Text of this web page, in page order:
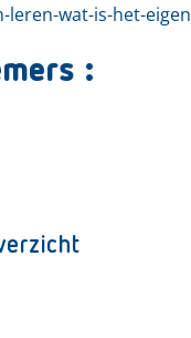
wat-is-het-
: